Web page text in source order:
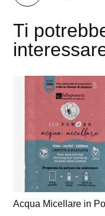
Ti
Acqua Micellare in